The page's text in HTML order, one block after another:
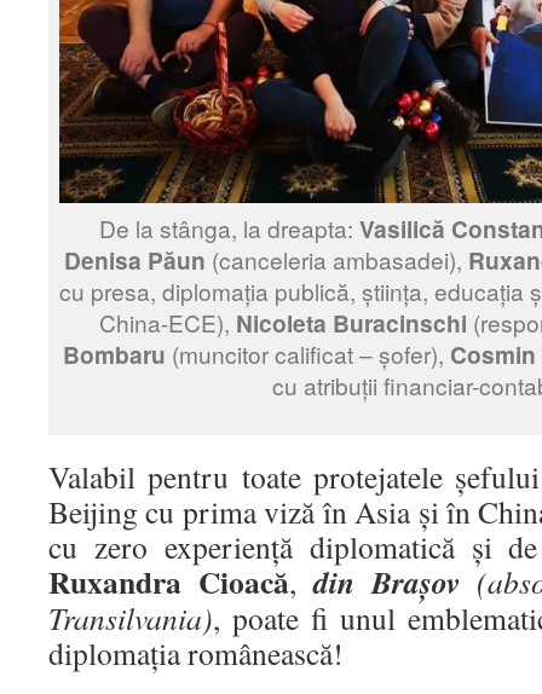
De la stânga, la dreapta: Vasilică
Denisa Păun (canceleria ambasadei),
cu presa, diplomația publică, știința, educația
China-ECE), Nicoleta Buracinschi
Bombaru (muncitor calificat – șofer),
cu atribuții financiar-
Valabil pentru toate protejatele
Beijing cu prima viză în Asia și în
cu zero experiență diplomatică și
Ruxandra Cioacă,din Brașov(
Transilvania), poate fi unul
diplomația românească!